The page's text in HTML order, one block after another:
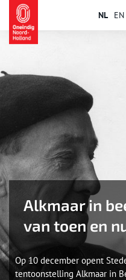
NL EN
Alkmaar in
van toen en
Op 10 december opent
tentoonstelling Alkmaar in